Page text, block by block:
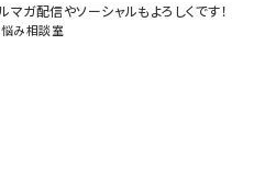
ガ配信やソーシャルもよろしくです！
み相談室